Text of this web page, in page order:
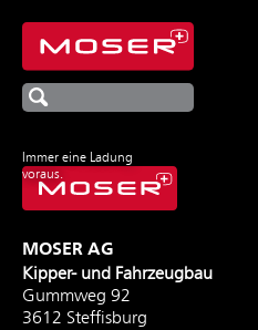
Immer eine Ladung
voraus.
MOSER AG
Kipper- und Fahrzeugbau
Gummweg 92
3612 Steffisburg